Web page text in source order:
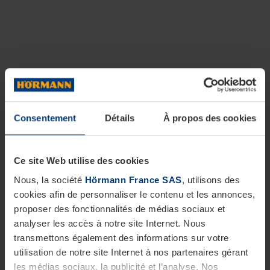
Consentement Détails À propos des cookies
Ce site Web utilise des cookies
Nous, la société Hörmann France SAS, utilisons des
cookies afin de personnaliser le contenu et les annonces,
proposer des fonctionnalités de médias sociaux et
analyser les accès à notre site Internet. Nous
transmettons également des informations sur votre
utilisation de notre site Internet à nos partenaires gérant
les médias sociaux, la publicité et l’analyse. Nos